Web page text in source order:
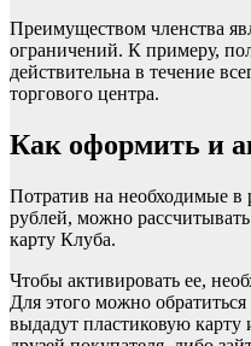
Преимуществом членства
ограничений. К примеру,
действительна в течение
торгового центра.
Как оформить и
Потратив на необходимые в
рублей, можно
карту Клуба.
Чтобы активировать ее,
Для этого можно
выдадут пластиковую